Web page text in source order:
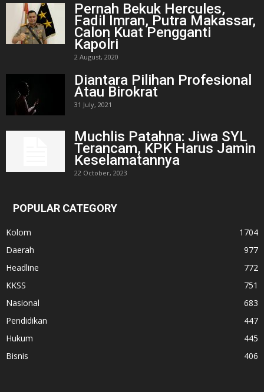
Pernah Bekuk Hercules,
Fadil Imran, Putra Makassar,
Calon Kuat Pengganti
Kapolri
2 August, 2020
Diantara Pilihan Profesional
Atau Birokrat
31 July, 2021
Muchlis Patahna: Jiwa SYL
Terancam, KPK Harus Jamin
Keselamatannya
22 October, 2023
POPULAR CATEGORY
Kolom
1704
Daerah
977
Headline
772
KKSS
751
Nasional
683
Pendidikan
447
Hukum
445
Bisnis
406